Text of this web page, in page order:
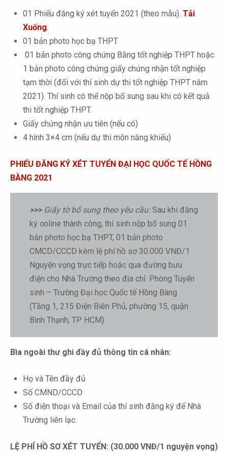
01 Phiếu đăng ký xét tuyển 2021 (theo mẫu). Tải
Xuống.
01 bản photo học bạ THPT
01 bản photo công chứng Bằng tốt nghiệp THPT hoặc
1 bản photo công chứng giấy chứng nhận tốt nghiệp
tạm thời (đối với thí sinh dự thi tốt nghiệp THPT năm
2021). Thí sinh có thể nộp bổ sung sau khi có kết quả
thi tốt nghiệp THPT.
Giấy chứng nhận ưu tiên (nếu có)
4 hình 3×4 cm (nếu dự thi môn năng khiếu)
PHIẾU ĐĂNG KÝ XÉT TUYỂN ĐẠI HỌC QUỐC TẾ HỒNG
BÀNG 2021
>>> Giấy tờ bổ sung theo yêu cầu:Sau khi đăng
ký online thành công, thí sinh nộp bổ sung 01
bản photo học bạ THPT, 01 bản photo
CMCD/CCCD kèm lệ phí hồ sơ 30.000 VNĐ/1
Nguyện vọng trực tiếp hoặc qua đường bưu
điện cho Nhà Trường theo địa chỉ: Phòng Tuyển
sinh – Trường Đại học Quốc tế Hồng Bàng
(Tầng 1, 215 Điện Biên Phủ, phường 15, quận
Bình Thạnh, TP HCM).
Bìa ngoài thư ghi đầy đủ thông tin cá nhân:
Họ và Tên đầy đủ
Số CMND/CCCD
Số điện thoại và Email của thí sinh đăng ký để Nhà
Trường liên lạc.
LỆ PHÍ HỒ SƠ XÉT TUYỂN: (30.000 VNĐ/1 nguyện vọng)